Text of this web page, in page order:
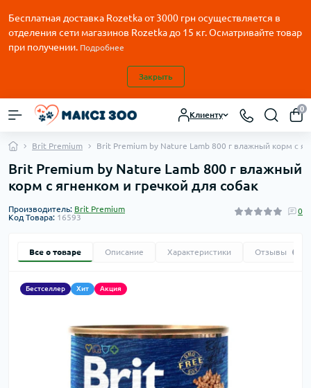
Бесплатная доставка Rozetka от3000 грн осуществляется в
отделения сети магазинов Rozetka до 15 кг. Осматривайте товар
при получении. Подробнее
Закрыть
Клиенту
0
Brit Premium Brit Premium by Nature Lamb 800 г влажный корм с
Brit Premium by Nature Lamb 800 г влажный
корм с ягненком и гречкой для собак
Производитель: Brit Premium
Код Товара: 16593
0
Все о товаре Описание Характеристики Отзывы
Бестселлер Хит Акция